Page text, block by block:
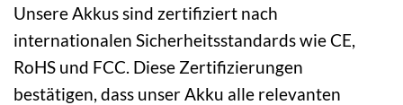
Unsere Akkus sind zertifiziert nach
internationalen Sicherheitsstandards wie CE,
RoHS und FCC. Diese Zertifizierungen
bestätigen, dass unser Akku alle relevanten